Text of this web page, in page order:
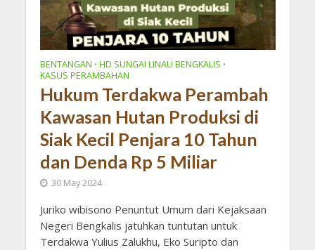
BENTANGAN • HD SUNGAI LINAU BENGKALIS •
KASUS PERAMBAHAN
Hukum Terdakwa Perambah
Kawasan Hutan Produksi di
Siak Kecil Penjara 10 Tahun
dan Denda Rp 5 Miliar
30 May 2024
Juriko wibisono Penuntut Umum dari Kejaksaan
Negeri Bengkalis jatuhkan tuntutan untuk
Terdakwa Yulius Zalukhu, Eko Suripto dan